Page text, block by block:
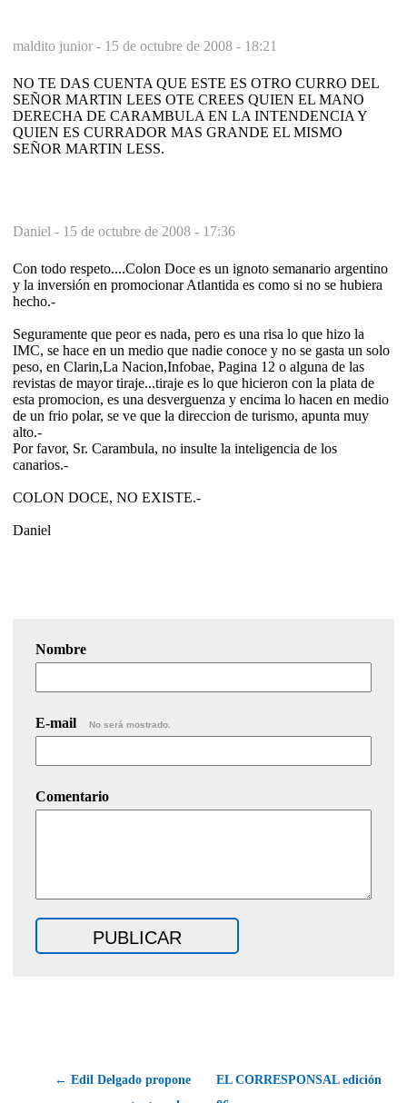
maldito junior - 15 de octubre de 2008 - 18:21
NO TE DAS CUENTA QUE ESTE ES OTRO CURRO DEL
SEÑOR MARTIN LEES OTE CREES QUIEN EL MANO
DERECHA DE CARAMBULA EN LA INTENDENCIA Y
QUIEN ES CURRADOR MAS GRANDE EL MISMO
SEÑOR MARTIN LESS.
Daniel - 15 de octubre de 2008 - 17:36
Con todo respeto....Colon Doce es un ignoto semanario argentino
y la inversión en promocionar Atlantida es como si no se hubiera
hecho.-
Seguramente que peor es nada, pero es una risa lo que hizo la
IMC, se hace en un medio que nadie conoce y no se gasta un solo
peso, en Clarin,La Nacion,Infobae, Pagina 12 o alguna de las
revistas de mayor tiraje...tiraje es lo que hicieron con la plata de
esta promocion, es una desverguenza y encima lo hacen en medio
de un frio polar, se ve que la direccion de turismo, apunta muy
alto.-
Por favor, Sr. Carambula, no insulte la inteligencia de los
canarios.-
COLON DOCE, NO EXISTE.-
Daniel
Nombre
E-mail No será mostrado.
Comentario
← Edil Delgado propone
EL CORRESPONSAL edición